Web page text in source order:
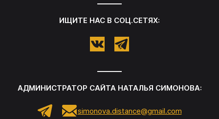
ИЩИТЕ НАС В СОЦ.СЕТЯХ:
АДМИНИСТРАТОР САЙТА НАТАЛЬЯ СИМОНОВА:
simonova.distance@gmail.com